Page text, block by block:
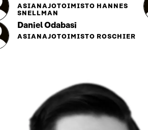
ASIANAJOTOIMISTO HANNES
SNELLMAN
Daniel Odabasi
ASIANAJOTOIMISTO ROSCHIER